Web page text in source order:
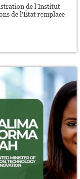
de l'Institut
de l'État remplace